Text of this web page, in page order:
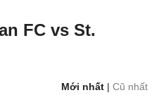
FC vs St.
Mới nhất | Cũ nhất